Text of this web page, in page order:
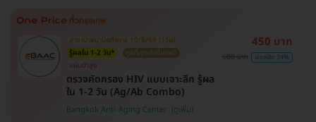
สาขาบางนาปิดทำการ 10/8/69 (1วัน)
รู้ผลใน 1-2 วัน*
ถูกที่สุดเท่าที่เคยมี!
แม่นยำสูง
ตรวจคัดกรอง HIV แบบเจาะลึก รู้ผล
ใน 1-2 วัน (Ag/Ab Combo)
Bangkok Anti-Aging Center
450 บาท
680 บาท ประหยัด 34%